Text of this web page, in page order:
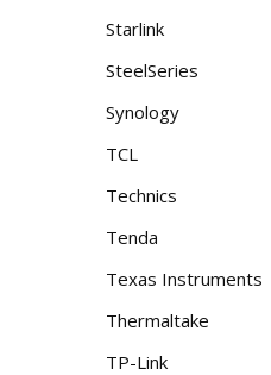
Starlink
SteelSeries
Synology
TCL
Technics
Tenda
Texas Instruments
Thermaltake
TP-Link